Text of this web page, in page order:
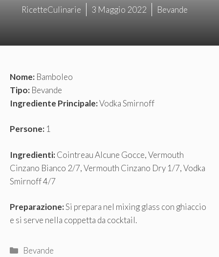
RicetteCulinarie 3 Maggio 2022 Bevande
Nome: Bamboleo
Tipo: Bevande
Ingrediente Principale:Vodka Smirnoff
Persone: 1
Ingredienti:Cointreau Alcune Gocce, Vermouth
Cinzano Bianco 2/7, Vermouth Cinzano Dry 1/7, Vodka
Smirnoff 4/7
Preparazione:Si prepara nel mixing glass con ghiaccio
e si serve nella coppetta da cocktail.
Categorie
Bevande